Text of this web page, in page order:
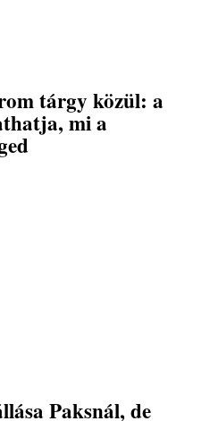
tárgy közül: a
mi a
Paksnál, de